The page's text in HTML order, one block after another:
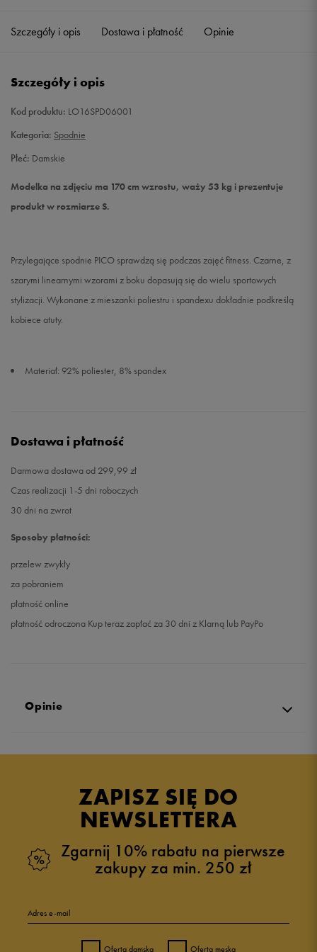
S Powiadom o dostępności
Szczegóły i opis Dostawa i płatność Opinie
Szczegóły i opis
Kod produktu: LO16SPD06001
Kategoria: Spodnie
Płeć: Damskie
Modelka na zdjęciu ma 170 cm wzrostu, waży 53 kg i prezentuje
produkt w rozmiarze S.
Przylegające spodnie PICO sprawdzą się podczas zajęć fitness. Czarne, z
szarymi linearnymi wzorami z boku dopasują się do wielu sportowych
stylizacji. Wykonane z mieszanki poliestru i spandexu dokładnie podkreślą
kobiece atuty.
Materiał: 92% poliester, 8% spandex
Dostawa i płatność
Darmowa dostawa od 299,99 zł
Czas realizacji 1-5 dni roboczych
30 dni na zwrot
Sposoby płatności:
przelew zwykły
za pobraniem
płatność online
płatność odroczona Kup teraz zapłać za 30 dni z Klarną lub PayPo
Opinie
ZAPISZ SIĘ DO
NEWSLETTERA
Zgarnij 10% rabatu na pierwsze
zakupy za min. 250 zł
Adres e-mail
Oferta damska Oferta męska